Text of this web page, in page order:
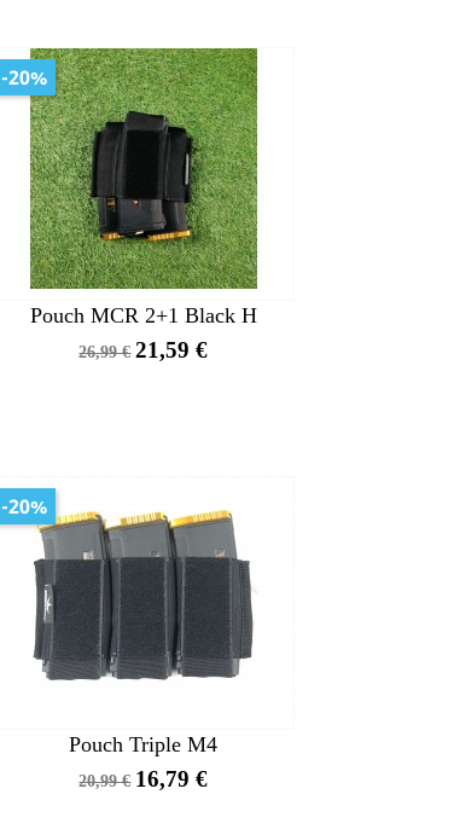
Pouch MCR 2+1 Black H
Precio
26,99 € Precio
21,59 €
-20%
Pouch Triple M4
Precio
20,99 € Precio
16,79 €
-20%